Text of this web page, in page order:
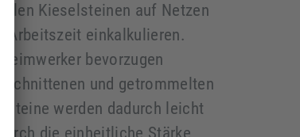
Kieselsteinen auf Netzen
Arbeitszeit einkalkulieren.
bevorzugen
und getrommelten
werden dadurch leicht
die einheitliche Stärke